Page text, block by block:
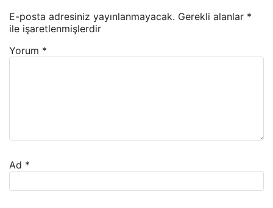
E-posta adresiniz yayınlanmayacak. Gerekli alanlar *
ile işaretlenmişlerdir
Yorum *
Ad *